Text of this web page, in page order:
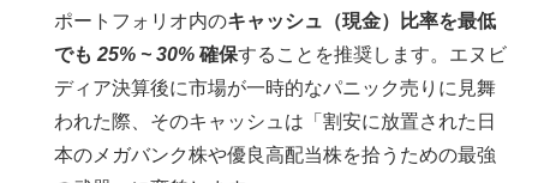
ポートフォリオ内のキャッシュ（現金）比率を最低
でも25% ~ 30% 確保することを推奨します。エヌビ
ディア決算後に市場が一時的なパニック売りに見舞
われた際、そのキャッシュは「割安に放置された日
本のメガバンク株や優良高配当株を拾うための最強